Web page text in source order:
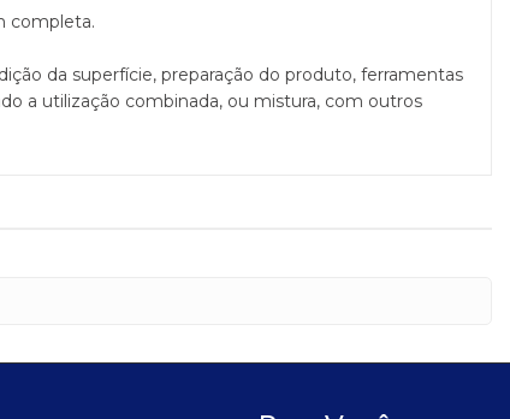
completa.
da superfície, preparação do produto, ferramentas
a utilização combinada, ou mistura, com outros